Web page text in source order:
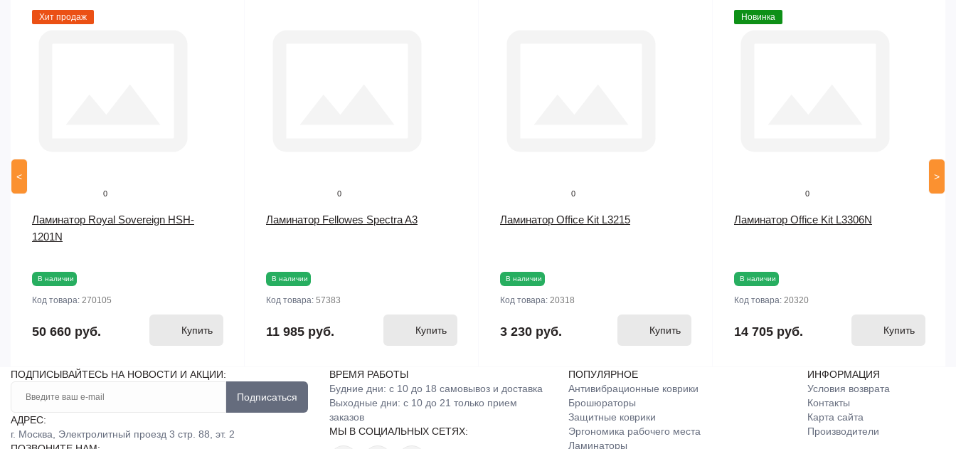
<
Хит продаж
0
Ламинатор Royal Sovereign HSH-
1201N
В наличии
Код товара: 270105
50 660 руб. Купить
0
Ламинатор Fellowes Spectra A3
В наличии
Код товара: 57383
11 985 руб. Купить
0
Ламинатор Office Kit L3215
В наличии
Код товара: 20318
3 230 руб. Купить
Новинка
0
Ламинатор Office Kit L3306N
В наличии
Код товара: 20320
14 705 руб. Купить
>
ПОДПИСЫВАЙТЕСЬ НА НОВОСТИ И АКЦИИ:
Подписаться
АДРЕС:
г. Москва, Электролитный проезд 3 стр. 88, эт. 2
ВРЕМЯ РАБОТЫ
Будние дни: с 10 до 18 самовывоз и доставка
Выходные дни: с 10 до 21 только прием
заказов
МЫ В СОЦИАЛЬНЫХ СЕТЯХ:
ПОПУЛЯРНОЕ
Антивибрационные коврики
Брошюраторы
Защитные коврики
Эргономика рабочего места
Ламинаторы
ИНФОРМАЦИЯ
Условия возврата
Контакты
Карта сайта
Производители